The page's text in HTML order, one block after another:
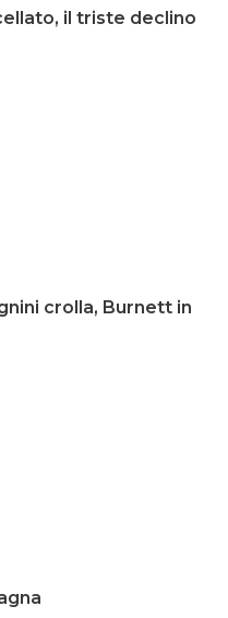
il triste declino
crolla, Burnett in